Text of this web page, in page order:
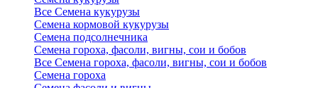
Все Семена кукурузы
Семена кормовой кукурузы
Семена подсолнечника
Семена гороха, фасоли, вигны, сои и бобов
Все Семена гороха, фасоли, вигны, сои и бобов
Семена гороха